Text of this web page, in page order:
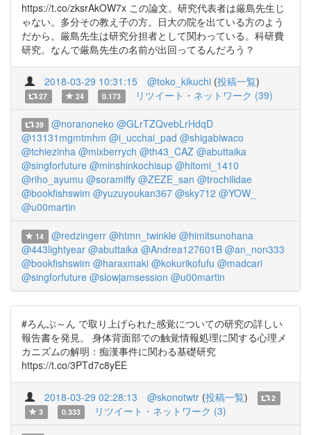
https://t.co/zksrAkOW7x この論文。研究代表者は厳島先生じ
ゃない。多分その教え子の方。日大の院を出ている方のよう
だから。厳島先生は研究分担者として関わっている。科研費
研究。なんで厳島先生の名前が出回ってるんだろう？
2018-03-29 10:31:15 @toko_kikuchi (投稿一覧)
27 24 0.173 リツイート・ネットワーク (39)
39 @noranoneko @GLrTZQvebLrHdqD
@13131mgmtmhm @i_ucchai_pad @shigabiwaco
@tchiezinha @mixberrych @th43_CAZ @abuttaika
@singforfuture @minshinkochisup @hitomi_1410
@riho_ayumu @soramiffy @ZEZE_san @trochilidae
@bookfishswim @yuzuyoukan367 @sky712 @YOW_
@u00martin
14 @redzingerr @htmn_twinkle @himitsunohana
@443lightyear @abuttaika @Andrea127601B @an_non333
@bookfishswim @haraxmaki @kokurikofufu @madcari
@singforfuture @slowjamsession @u00martin
#ろんぶ～ん で取り上げられた感覚についての研究の詳しい
報告書を発見。 身体背面部での触覚情報処理に関する心理メ
カニズムの解明：痴漢事件に関わる基礎研究
https://t.co/3PTd7c8yEE
2018-03-29 02:28:13 @skonotwtr (投稿一覧)
2
3
0.333 リツイート・ネットワーク (3)